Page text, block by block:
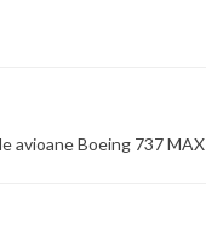
avioane Boeing 737 MAX